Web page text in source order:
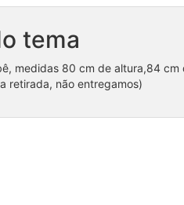
tema
medidas 80 cm de altura,84
retirada, não entregamos)